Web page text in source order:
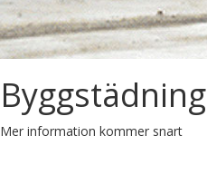
Byggstädning
Mer information kommer snart